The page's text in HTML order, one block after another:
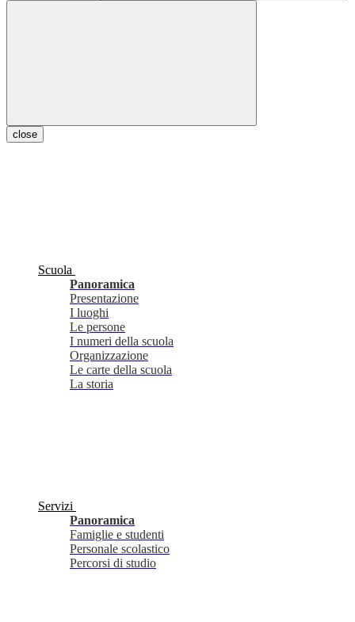
close
Scuola
Panoramica
Presentazione
I luoghi
Le persone
I numeri della scuola
Organizzazione
Le carte della scuola
La storia
Servizi
Panoramica
Famiglie e studenti
Personale scolastico
Percorsi di studio